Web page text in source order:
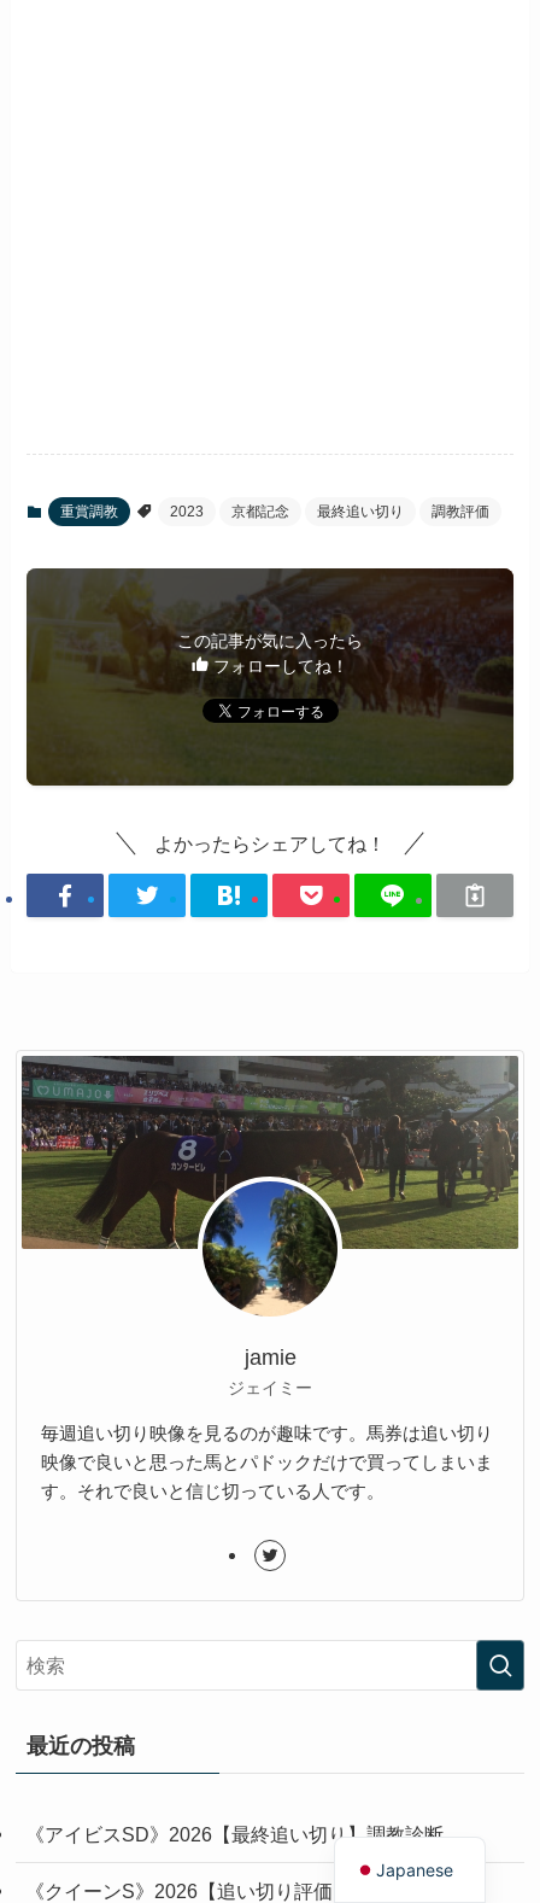
重賞調教 2023 京都記念 最終追い切り 調教評価
この記事が気に入ったら
フォローしてね！
よかったらシェアしてね！
jamie
ジェイミー
毎週追い切り映像を見るのが趣味です。馬券は追い切り
映像で良いと思った馬とパドックだけで買ってしまいま
す。それで良いと信じ切っている人です。
最近の投稿
《アイビスSD》2026【最終追い切り】調教診断
《クイーンS》2026【追い切り評価】調教診断
Japanese
English